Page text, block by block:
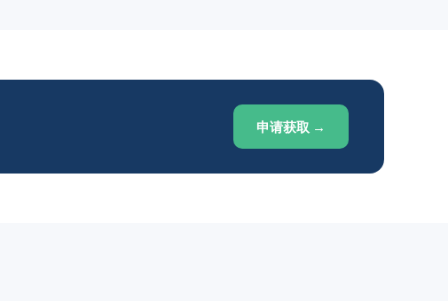
申请获取 →